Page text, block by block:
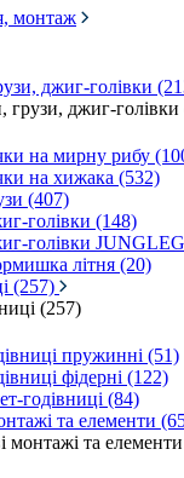
монтаж
джиг-голівки
грузи, джиг-
на мирну рибу
на хижака (532)
(407)
голівки (148)
голівки
літня (20)
(257)
(257)
пружинні (51)
фідерні (122)
годівниці (84)
та елементи
монтажі та